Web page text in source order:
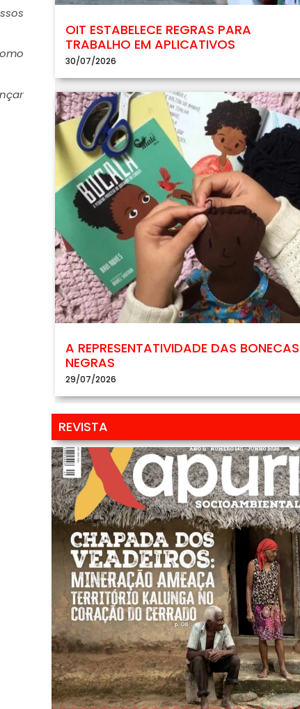
OIT ESTABELECE REGRAS PARA
TRABALHO EM APLICATIVOS
30/07/2026
A REPRESENTATIVIDADE DAS BONECAS
NEGRAS
29/07/2026
REVISTA